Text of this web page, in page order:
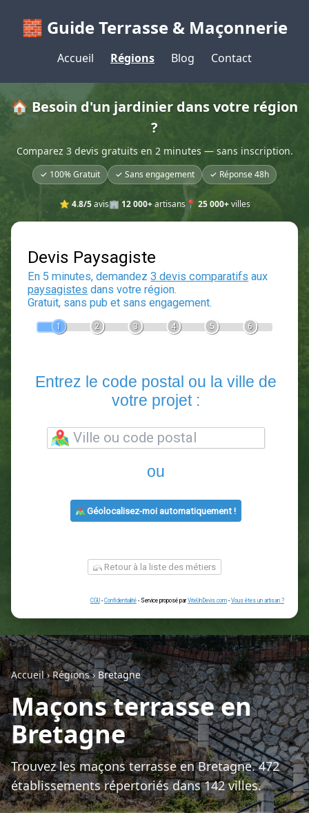
🧱 Guide Terrasse & Maçonnerie
Accueil Régions Blog Contact
🏠 Besoin d'un jardinier dans votre région
?
Comparez 3 devis gratuits en 2 minutes — sans inscription.
✓ 100% Gratuit ✓ Sans engagement ✓ Réponse 48h
⭐ 4.8/5avis🏢 12 000+artisans📍 25 000+villes
Devis Paysagiste
En 5 minutes, demandez3 devis comparatifs
2 3
Entrez le code postal ou la
ou
Retour à la liste des métiers
CGU-Confidentialité - Service proposé parViteUnDevis.com-Vous
Accueil›Régions› Bretagne
Maçons terrasse en
Bretagne
Trouvez les maçons terrasse en Bretagne. 472
établissements répertoriés dans 142 villes.